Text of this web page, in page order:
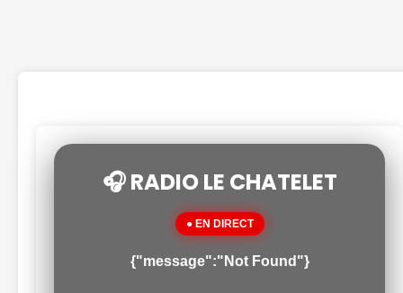
🎧 RADIO LE CHATELET
● EN DIRECT
{"message":"Not Found"}